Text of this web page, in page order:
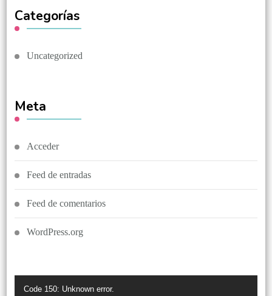
Categorías
Uncategorized
Meta
Acceder
Feed de entradas
Feed de comentarios
WordPress.org
Code 150: Unknown error.